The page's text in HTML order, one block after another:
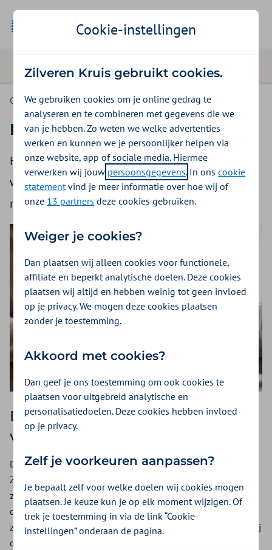
Over Zilveren Kruis
Betalen en regelen van zorg
Het betalen en regelen van zorg is de basis van
wat wij doen. En dat maken we graag zo
makkelijk mogelijk voor u en voor ons.
Declareren of een zorgverlener
vinden
De meeste zorgaanbieders declareren rechtstreeks bij
Zilveren Kruis. U ontvangt van ons een declaratieoverzicht
zodat u kunt zien welke kosten van welke zorgaanbieder
door ons verwerkt zijn. Soms krijgt u zelf een nota van uw
zorgaanbieder. U kunt uw nota’s via de
bij
ons indienen. Dan heeft u de volgende werkdag op uw
Cookie-instellingen
Zilveren Kruis gebruikt cookies.
We gebruiken cookies om je online gedrag te
analyseren en te combineren met gegevens die we
van je hebben. Zo weten we welke advertenties
werken en kunnen we je persoonlijker helpen via
onze website, app of sociale media. Hiermee
verwerken wij jouw persoonsgegevens. In onscookie
statementvind je meer informatie over hoe wij of
onze 13 partners deze cookies gebruiken.
Weiger je cookies?
Dan plaatsen wij alleen cookies voor functionele,
affiliate en beperkt analytische doelen. Deze cookies
plaatsen wij altijd en hebben weinig tot geen invloed
op je privacy. We mogen deze cookies plaatsen
zonder je toestemming.
Akkoord met cookies?
Dan geef je ons toestemming om ook cookies te
plaatsen voor uitgebreid analytische en
personalisatiedoelen. Deze cookies hebben invloed
op je privacy.
Zelf je voorkeuren aanpassen?
Je bepaalt zelf voor welke doelen wij cookies mogen
plaatsen. Je keuze kun je op elk moment wijzigen. Of
trek je toestemming in via de link “Cookie-
instellingen” onderaan de pagina.